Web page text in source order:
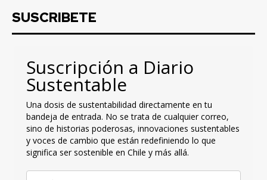
SUSCRIBETE
Suscripción a Diario
Sustentable
Una dosis de sustentabilidad directamente en tu
bandeja de entrada. No se trata de cualquier correo,
sino de historias poderosas, innovaciones sustentables
y voces de cambio que están redefiniendo lo que
significa ser sostenible en Chile y más allá.